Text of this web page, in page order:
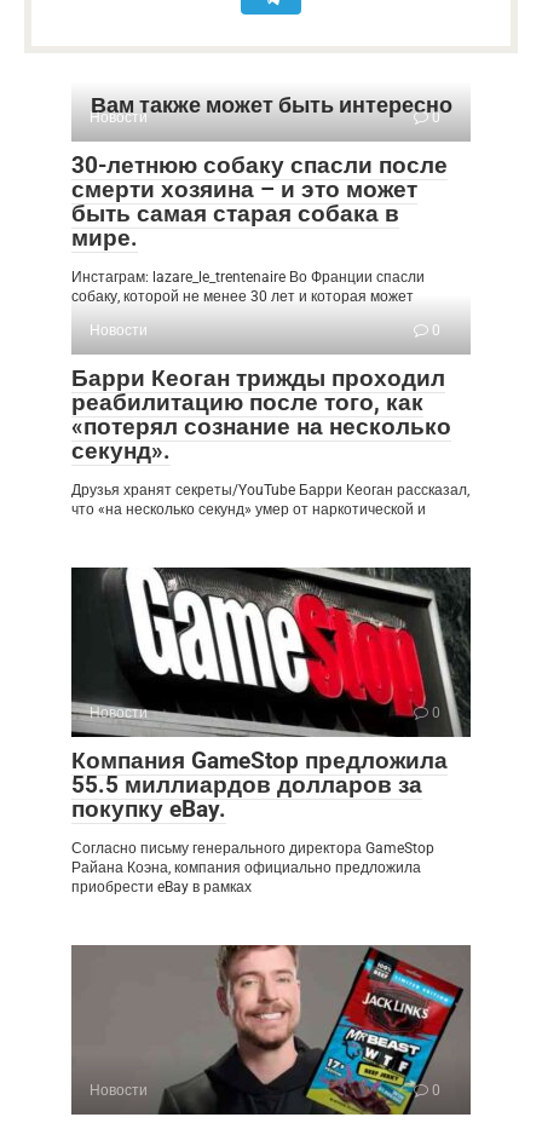
Вам также может быть интересно
Новости 0
30-летнюю собаку спасли после
смерти хозяина – и это может
быть самая старая собака в
мире.
Инстаграм: lazare_le_trentenaire Во Франции спасли
собаку, которой не менее 30 лет и которая может
Новости
0
Барри Кеоган трижды проходил
реабилитацию после того, как
«потерял сознание на несколько
секунд».
Друзья хранят секреты/YouTube Барри Кеоган рассказал,
что «на несколько секунд» умер от наркотической и
Новости 0
Компания GameStop предложила
55.5 миллиардов долларов за
покупку eBay.
Согласно письму генерального директора GameStop
Райана Коэна, компания официально предложила
приобрести eBay в рамках
Новости 0